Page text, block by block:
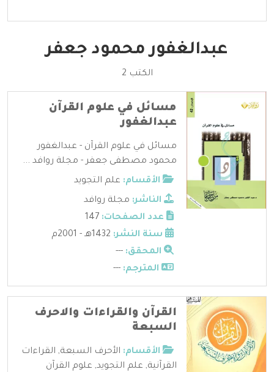
عبدالغفور محمود جعفر
الكتب 2
مسائل في علوم القرآن
عبدالغفور
مسائل في علوم القرآن - عبدالغفور
محمود مصطفى جعفر - مجلة روافد ...
الأقسام: علم التجويد
الناشر: مجلة روافد
عدد الصفحات:
سنة النشر:
المحقق: ---
المترجم: ---
القرآن والقراءات والاحرف
السبعة
الأقسام: الأحرف السبعة, القراءات
القرآنية, علم التجويد, علوم القرآن